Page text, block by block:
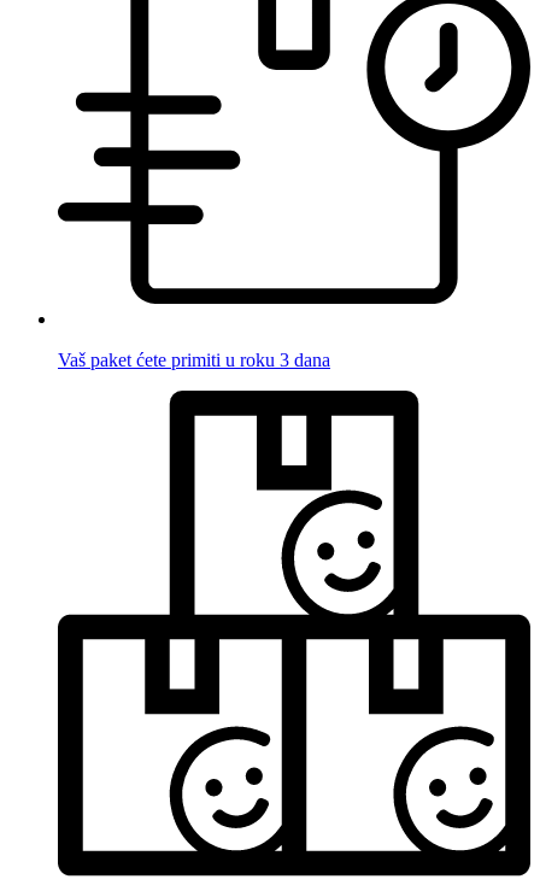
Vaš paket ćete primiti u roku 3 dana